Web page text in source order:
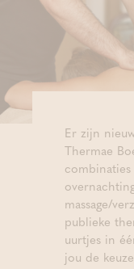
Er zijn
Thermae
massage/
publieke
uurtjes in
jou de